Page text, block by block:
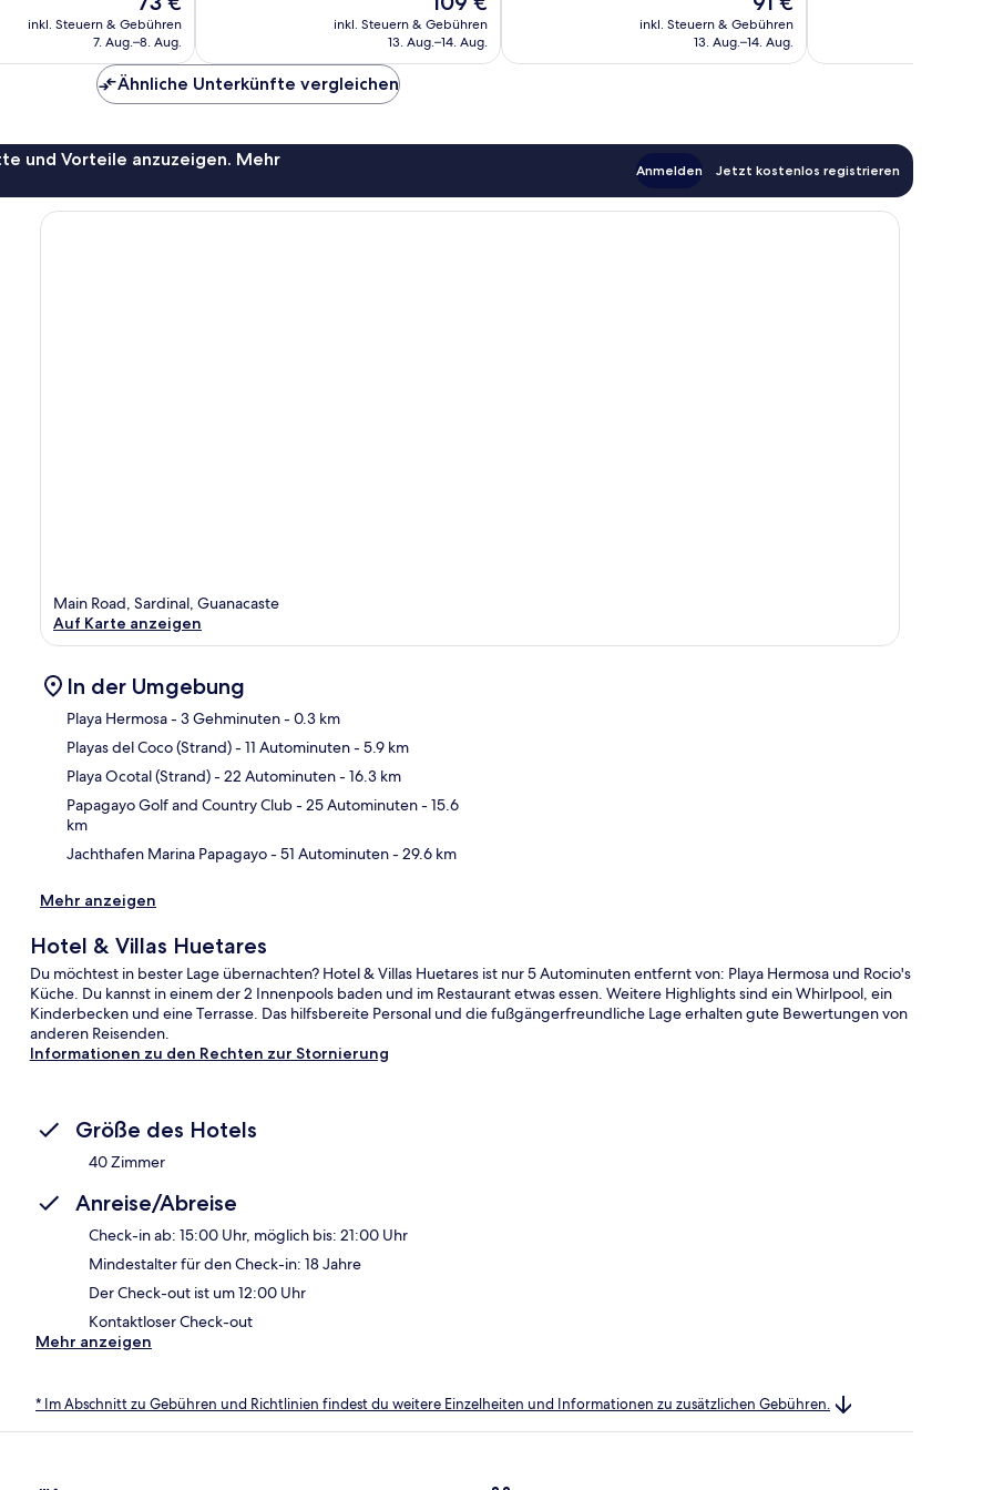
Preis
beträgt
inkl. Steuern & Gebühren
7. Aug.–8. Aug.
Preis
beträgt
inkl. Steuern & Gebühren
13. Aug.–14. Aug.
Preis
beträgt
inkl. Steuern & Gebühren
13. Aug.–14. Aug.
Ähnliche Unterkünfte vergleichen
und Vorteile anzuzeigen. Mehr
Anmelden Jetzt kostenlos registrieren
Main Road, Sardinal, Guanacaste
Auf Karte anzeigen
In der Umgebung
Playa Hermosa- 3 Gehminuten- 0.3 km
Playas del Coco (Strand)- 11 Autominuten- 5.9 km
Playa Ocotal (Strand)- 22 Autominuten- 16.3 km
Papagayo Golf and Country Club- 25 Autominuten- 15.6
km
Jachthafen Marina Papagayo- 51 Autominuten- 29.6 km
Mehr anzeigen
Hotel & Villas Huetares
Du möchtest in bester Lage übernachten? Hotel & Villas Huetares ist nur 5 Autominuten entfernt von: Playa Hermosa und Rocio's
Küche. Du kannst in einem der 2 Innenpools baden und im Restaurant etwas essen. Weitere Highlights sind ein Whirlpool, ein
Kinderbecken und eine Terrasse. Das hilfsbereite Personal und die fußgängerfreundliche Lage erhalten gute Bewertungen von
anderen Reisenden.
Informationen zu den Rechten zur Stornierung
Größe des Hotels
40 Zimmer
Anreise/Abreise
Check-in ab: 15:00 Uhr, möglich bis: 21:00 Uhr
Mindestalter für den Check-in: 18 Jahre
Der Check-out ist um 12:00 Uhr
Kontaktloser Check-out
Mehr anzeigen
* Im Abschnitt zu Gebühren und Richtlinien findest du weitere Einzelheiten und Informationen zu zusätzlichen Gebühren.